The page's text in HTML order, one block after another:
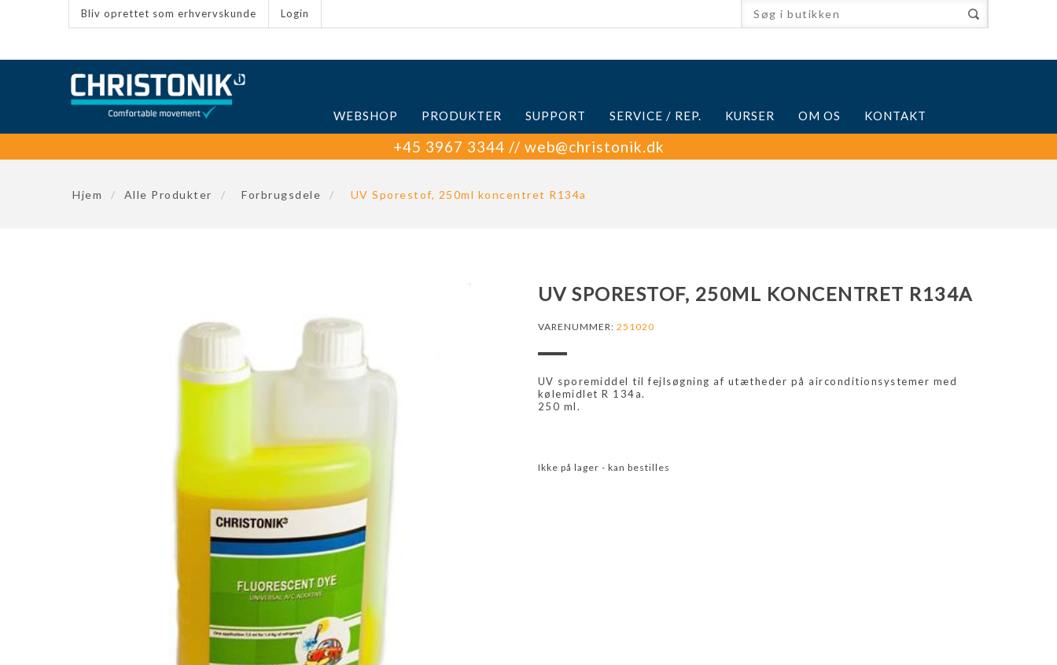
Bliv oprettet som erhvervskunde Login
WEBSHOP PRODUKTER SUPPORT SERVICE / REP. KURSER OM OS KONTAKT
+45 3967 3344 // web@christonik.dk
Hjem / Alle Produkter / Forbrugsdele / UV Sporestof, 250ml koncentret R134a
UV SPORESTOF, 250ML KONCENTRET R134A
VARENUMMER: 251020
UV sporemiddel til fejlsøgning af utætheder på airconditionsystemer med
kølemidlet R 134a.
250 ml.
Ikke på lager - kan bestilles